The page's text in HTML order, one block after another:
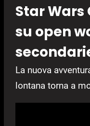
Star
su open
La nuova
lontana torna a